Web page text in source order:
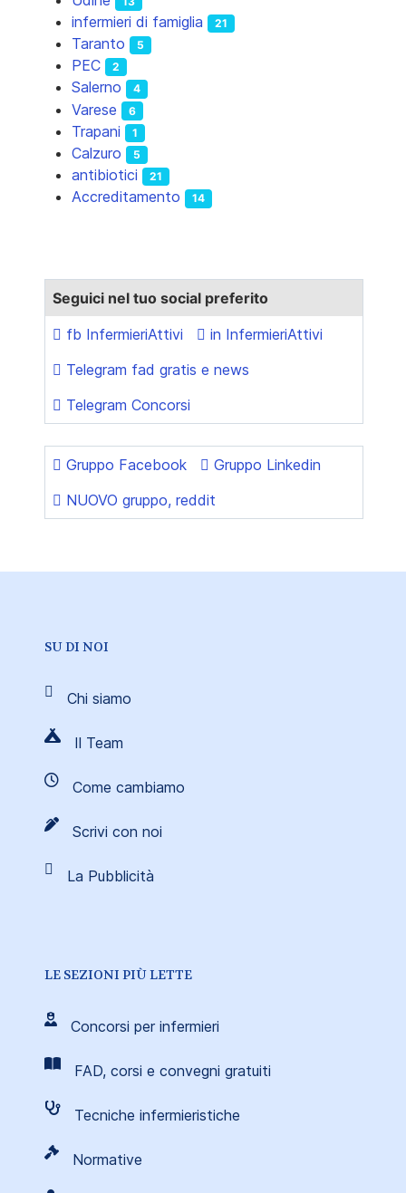
infermieri di famiglia 21
Taranto 5
PEC 2
Salerno 4
Varese 6
Trapani 1
Calzuro 5
antibiotici 21
Accreditamento 14
Seguici nel tuo social preferito
fb InfermieriAttivi
in InfermieriAttivi
Telegram fad gratis e news
Telegram Concorsi
Gruppo Facebook
Gruppo Linkedin
NUOVO gruppo, reddit
SU DI NOI
Chi siamo
Il Team
Come cambiamo
Scrivi con noi
La Pubblicità
LE SEZIONI PIÙ LETTE
Concorsi per infermieri
FAD, corsi e convegni gratuiti
Tecniche infermieristiche
Normative